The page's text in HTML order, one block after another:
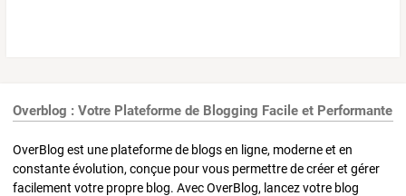
Overblog : Votre Plateforme de Blogging Facile et Performante
OverBlog est une plateforme de blogs en ligne, moderne et en
constante évolution, conçue pour vous permettre de créer et gérer
facilement votre propre blog. Avec OverBlog, lancez votre blog